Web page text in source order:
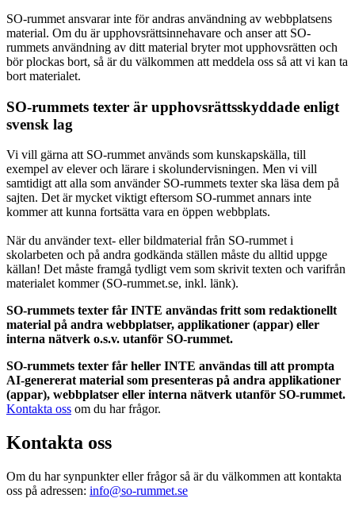
SO-rummet ansvarar inte för andras användning av webbplatsens
material. Om du är upphovsrättsinnehavare och anser att SO-
rummets användning av ditt material bryter mot upphovsrätten och
bör plockas bort, så är du välkommen att meddela oss så att vi kan ta
bort materialet.
SO-rummets texter är upphovsrättsskyddade enligt
svensk lag
Vi vill gärna att SO-rummet används som kunskapskälla, till
exempel av elever och lärare i skolundervisningen. Men vi vill
samtidigt att alla som använder SO-rummets texter ska läsa dem på
sajten. Det är mycket viktigt eftersom SO-rummet annars inte
kommer att kunna fortsätta vara en öppen webbplats.
När du använder text- eller bildmaterial från SO-rummet i
skolarbeten och på andra godkända ställen måste du alltid uppge
källan! Det måste framgå tydligt vem som skrivit texten och varifrån
materialet kommer (SO-rummet.se, inkl. länk).
SO-rummets texter får INTE användas fritt som redaktionellt
material på andra webbplatser, applikationer (appar) eller
interna nätverk o.s.v. utanför SO-rummet.
SO-rummets texter får heller INTE användas till att prompta
AI-genererat material som presenteras på andra applikationer
(appar), webbplatser eller interna nätverk utanför SO-rummet.
Kontakta oss om du har frågor.
Kontakta oss
Om du har synpunkter eller frågor så är du välkommen att kontakta
oss på adressen: info@so-rummet.se